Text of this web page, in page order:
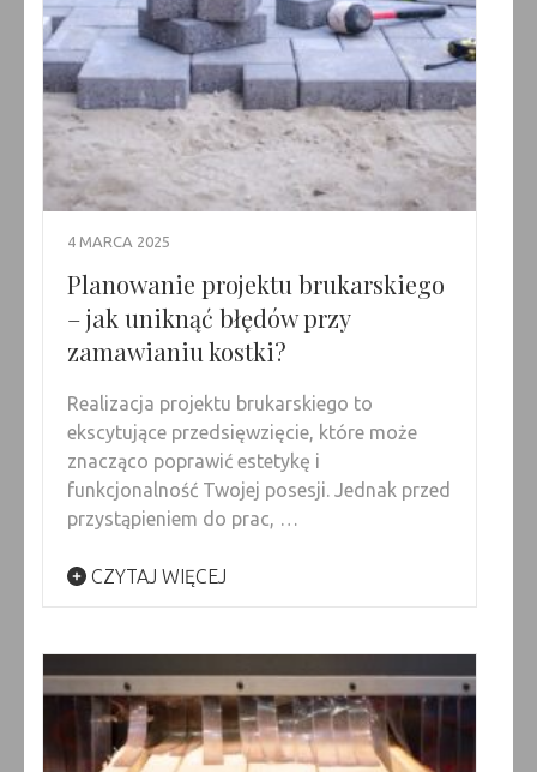
4 MARCA 2025
Planowanie projektu brukarskiego
– jak uniknąć błędów przy
zamawianiu kostki?
Realizacja projektu brukarskiego to
ekscytujące przedsięwzięcie, które może
znacząco poprawić estetykę i
funkcjonalność Twojej posesji. Jednak przed
przystąpieniem do prac, …
CZYTAJ WIĘCEJ